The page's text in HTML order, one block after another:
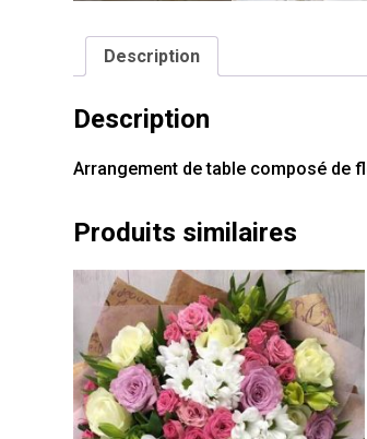
Description
Description
Arrangement de table composé de
Produits similaires